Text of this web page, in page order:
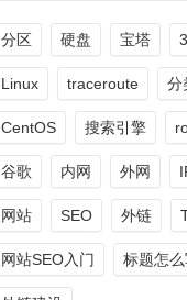
分区 硬盘 宝塔
Linux traceroute 分
CentOS 搜索引擎
谷歌 内网 外网
网站 SEO 外链
网站SEO入门 标题怎么